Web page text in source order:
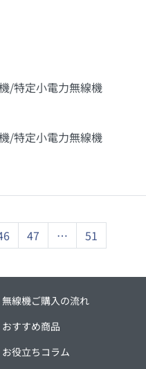
機/特定小電力無線機
/特定小電力無線機
47 … 51
無線機ご購入の流れ
おすすめ商品
お役立ちコラム